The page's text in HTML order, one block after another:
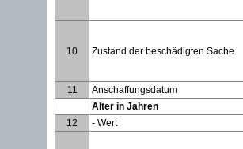
10 Zustand der beschädigten Sache
11
Anschaffungsdatum
Alter in Jahren
12
- Wert